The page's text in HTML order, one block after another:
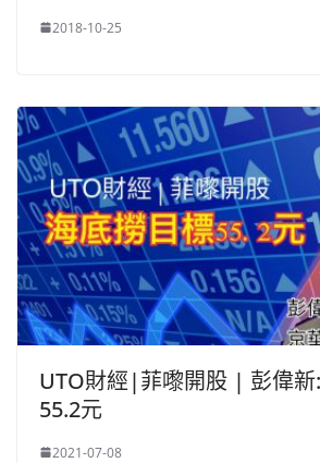
2018-10-25
UTO財經|菲嚟開股 | 彭偉新
55.2元
2021-07-08